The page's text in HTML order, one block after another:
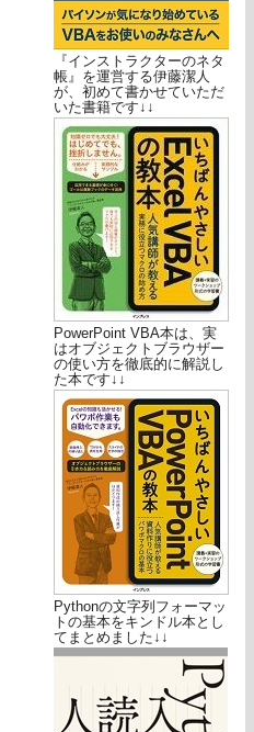
『インストラクターのネタ
帳』を運営する伊藤潔人
が、初めて書かせていただ
いた書籍です↓↓
PowerPoint VBA本は、実
はオブジェクトブラウザー
の使い方を徹底的に解説し
た本です↓↓
Pythonの文字列フォーマッ
トの基本をキンドル本とし
てまとめました↓↓